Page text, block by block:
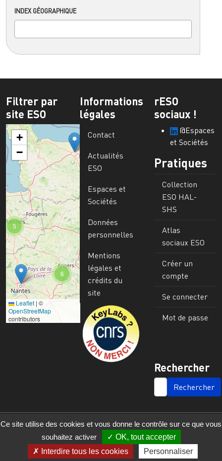
INDEX GÉOGRAPHIQUE
Filtrer par
site ESO
6
5
+
−
Leaflet | ©
OpenStreetMap
contributors
Informations
légales
Contact
Actualités
ESO
Espaces et
Sociétés
Données
personnelles
Mentions
légales et
crédits du
site
Image
rESO
sociaux !
@Espaces
et Sociétés
Pratiques
Collection
ESO HAL-
SHS
Atlas
sociaux ESO
Créer un
compte
Se connecter
Mot de passe
Rechercher
SEARCH
Ce site utilise des cookies et vous donne le contrôle sur ce que vous
souhaitez activer
OK, tout accepter
Interdire tous les cookies
Personnaliser